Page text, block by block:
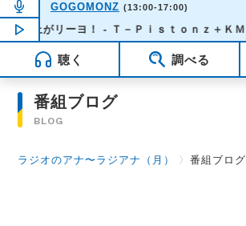
NOW ON AIR
GOGOMONZ (13:00-17:00)
NOW PLAYING 13:26
ち上がリーヨ！ - Ｔ－Ｐｉｓｔｏｎｚ＋ＫＭＣ
聴く 調べる
番組ブログ
BLOG
ラジオのアナ〜ラジアナ（月） 〉番組ブログ